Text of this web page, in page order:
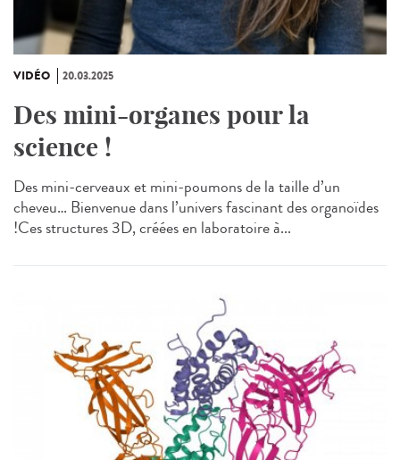
VIDÉO 20.03.2025
Des mini-organes pour la
science !
Des mini-cerveaux et mini-poumons de la taille d’un
cheveu… Bienvenue dans l’univers fascinant des organoïdes
!Ces structures 3D, créées en laboratoire à...